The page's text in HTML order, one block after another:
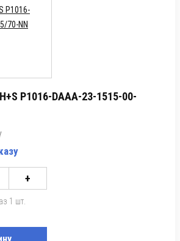
P1016-DAAA-23-1515-00-
+
1 шт.